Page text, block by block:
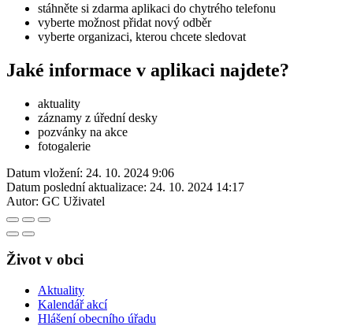
stáhněte si zdarma aplikaci do chytrého telefonu
vyberte možnost přidat nový odběr
vyberte organizaci, kterou chcete sledovat
Jaké informace v aplikaci najdete?
aktuality
záznamy z úřední desky
pozvánky na akce
fotogalerie
Datum vložení: 24. 10. 2024 9:06
Datum poslední aktualizace: 24. 10. 2024 14:17
Autor: GC Uživatel
Život v obci
Aktuality
Kalendář akcí
Hlášení obecního úřadu